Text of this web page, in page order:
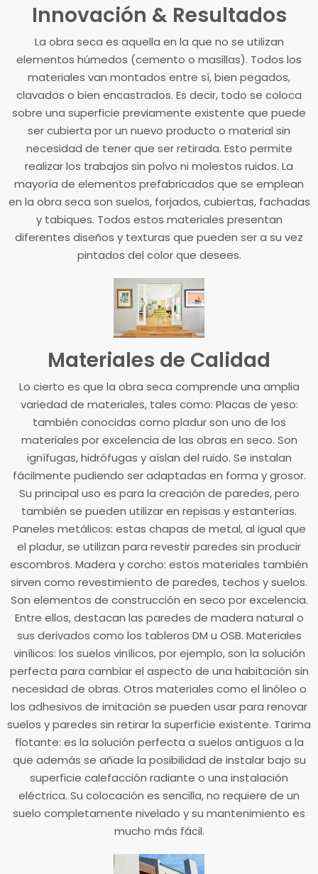
Innovación & Resultados
La obra seca es aquella en la que no se utilizan
elementos húmedos (cemento o masillas). Todos los
materiales van montados entre sí, bien pegados,
clavados o bien encastrados. Es decir, todo se coloca
sobre una superficie previamente existente que puede
ser cubierta por un nuevo producto o material sin
necesidad de tener que ser retirada. Esto permite
realizar los trabajos sin polvo ni molestos ruidos. La
mayoría de elementos prefabricados que se emplean
en la obra seca son suelos, forjados, cubiertas, fachadas
y tabiques. Todos estos materiales presentan
diferentes diseños y texturas que pueden ser a su vez
pintados del color que desees.
Materiales de Calidad
Lo cierto es que la obra seca comprende una amplia
variedad de materiales, tales como: Placas de yeso:
también conocidas como pladur son uno de los
materiales por excelencia de las obras en seco. Son
ignífugas, hidrófugas y aíslan del ruido. Se instalan
fácilmente pudiendo ser adaptadas en forma y grosor.
Su principal uso es para la creación de paredes, pero
también se pueden utilizar en repisas y estanterías.
Paneles metálicos: estas chapas de metal, al igual que
el pladur, se utilizan para revestir paredes sin producir
escombros. Madera y corcho: estos materiales también
sirven como revestimiento de paredes, techos y suelos.
Son elementos de construcción en seco por excelencia.
Entre ellos, destacan las paredes de madera natural o
sus derivados como los tableros DM u OSB. Materiales
vinílicos: los suelos vinílicos, por ejemplo, son la solución
perfecta para cambiar el aspecto de una habitación sin
necesidad de obras. Otros materiales como el linóleo o
los adhesivos de imitación se pueden usar para renovar
suelos y paredes sin retirar la superficie existente. Tarima
flotante: es la solución perfecta a suelos antiguos a la
que además se añade la posibilidad de instalar bajo su
superficie calefacción radiante o una instalación
eléctrica. Su colocación es sencilla, no requiere de un
suelo completamente nivelado y su mantenimiento es
mucho más fácil.